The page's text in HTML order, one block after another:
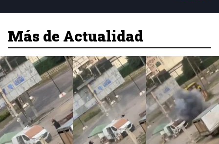
Más de Actualidad